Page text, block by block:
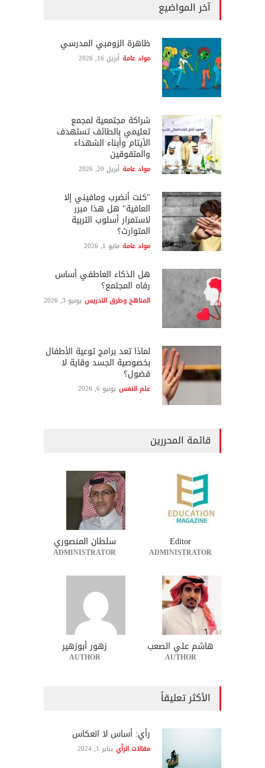
آخر المواضيع
ظاهرة الزومبي المدرسي
مواد عامة أبريل 16, 2026
شراكة مجتمعية لمجمع
تعليمي بالطائف تستهدف
الأيتام وأبناء الشهداء
والمتفوقين
مواد عامة أبريل 20, 2026
"كنت أنضرب ومافيني إلا
العافية" هل هذا مبرر
لاستمرار أسلوب التربية
المتوارث؟
مواد عامة مايو 1, 2026
هل الذكاء العاطفي أساس
رفاه المجتمع؟
المناهج وطرق التدريس يونيو 3, 2026
لماذا تعد برامج توعية الأطفال
بخصوصية الجسد وقاية لا
فضول؟
علم النفس يونيو 6, 2026
قائمة المحررين
Editor
ADMINISTRATOR
سلطان المنصوري
ADMINISTRATOR
هاشم علي الصعب
AUTHOR
زهور أبوزهير
AUTHOR
الأكثر تعليقاً
رأي: أساس لا انعكاس
مقالات الرأي يناير 1, 2024